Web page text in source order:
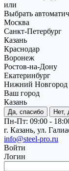
или
Выбрать
Москва
Санкт-Петербург
Казань
Краснодар
Воронеж
Ростов-на-Дону
Екатеринбург
Нижний Новгород
Ваш город
Казань
Да, спасибо Нет,
Пн-Пт: 09:00 -
г. Казань, ул.
info@steel-pro.ru
Войти
Логин